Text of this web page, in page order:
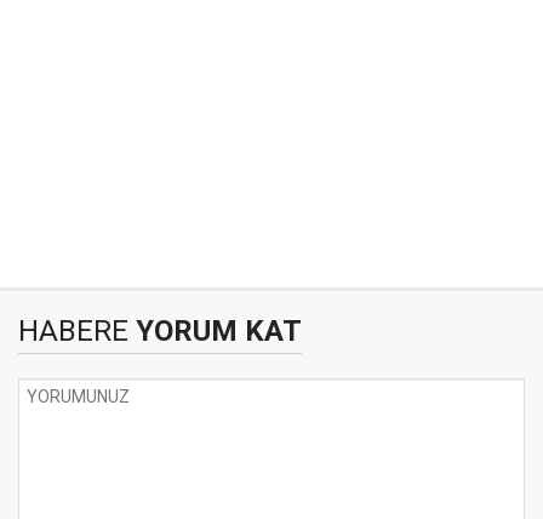
HABERE YORUM KAT